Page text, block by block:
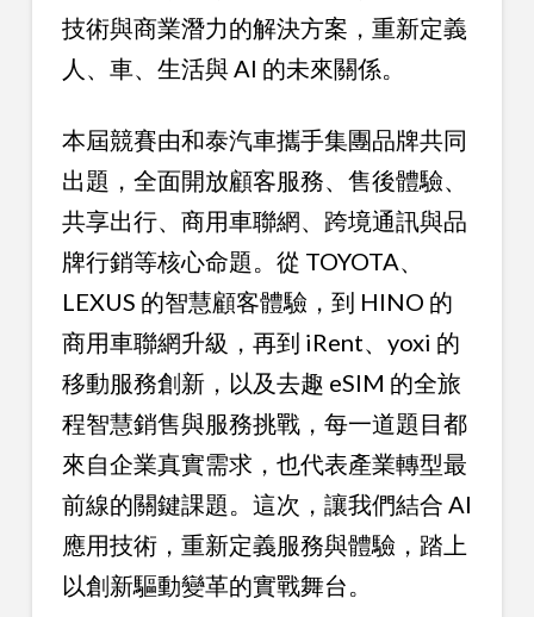
技術與商業潛力的解決方案，重新定義
人、車、生活與 AI 的未來關係。
本屆競賽由和泰汽車攜手集團品牌共同
出題，全面開放顧客服務、售後體驗、
共享出行、商用車聯網、跨境通訊與品
牌行銷等核心命題。從 TOYOTA、
LEXUS 的智慧顧客體驗，到 HINO 的
商用車聯網升級，再到 iRent、yoxi 的
移動服務創新，以及去趣 eSIM 的全旅
程智慧銷售與服務挑戰，每一道題目都
來自企業真實需求，也代表產業轉型最
前線的關鍵課題。這次，讓我們結合 AI
應用技術，重新定義服務與體驗，踏上
以創新驅動變革的實戰舞台。